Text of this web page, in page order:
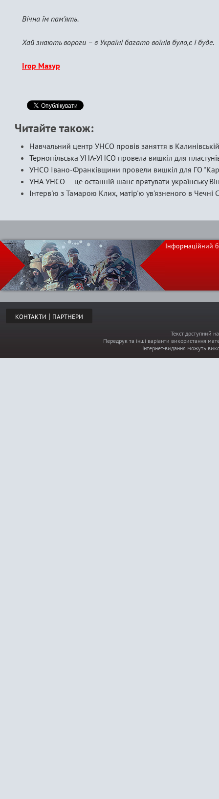
Вічна їм пам’ять.
Хай знають вороги – в Україні багато воїнів було,є і буде.
Ігор Мазур
Читайте також:
Навчальний центр УНСО провів заняття в
Тернопільська УНА-УНСО провела вишкіл для
УНСО Івано-Франківщини провели вишкіл для ГО
УНА-УНСО — це останній шанс врятувати українську
Інтерв'ю з Тамарою Клих, матір'ю ув'язненого в Чечні
Інформаційний
КОНТАКТИ | ПАРТНЕРИ
Текст доступний
Передрук та інші варіанти використання
Інтернет-видання можуть